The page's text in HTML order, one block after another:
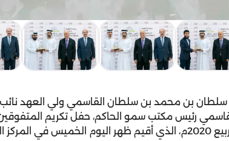
بن محمد بن سلطان القاسمي ولي العهد نائب
رئيس مكتب سمو الحاكم، حفل تكريم